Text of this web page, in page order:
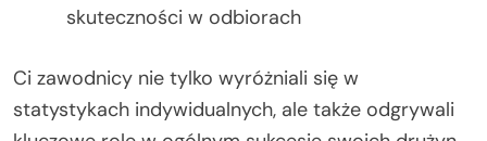
skuteczności w odbiorach
Ci zawodnicy nie tylko wyróżniali się w
statystykach indywidualnych, ale także odgrywali